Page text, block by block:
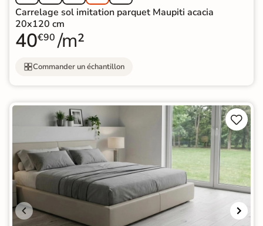
Carrelage sol imitation parquet Maupiti acacia
20x120 cm
40€90 /m²
Commander un échantillon

